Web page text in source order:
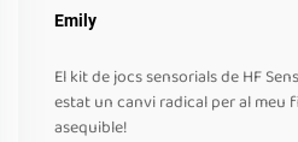
Emily
El kit de jocs sensorials de HF
estat un canvi radical per al meu
asequible!